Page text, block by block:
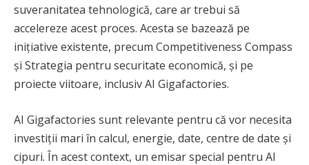
suveranitatea tehnologică, care ar trebui să
accelereze acest proces. Acesta se bazează pe
inițiative existente, precum Competitiveness Compass
și Strategia pentru securitate economică, și pe
proiecte viitoare, inclusiv AI Gigafactories.
AI Gigafactories sunt relevante pentru că vor necesita
investiții mari în calcul, energie, date, centre de date și
cipuri. În acest context, un emisar special pentru AI